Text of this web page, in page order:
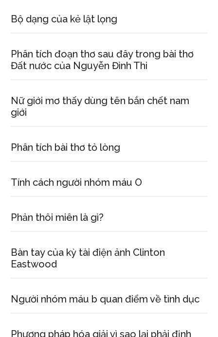
Bộ dạng của kẻ lật lọng
Phân tích đoạn thơ sau đây trong bài thơ
Đất nước của Nguyễn Đình Thi
Nữ giới mơ thấy dùng tên bắn chết nam
giới
Phân tích bài thơ tỏ lòng
Tính cách người nhóm máu O
Phản thôi miên là gì?
Bàn tay của kỳ tài điện ảnh Clinton
Eastwood
Người nhóm máu b quan điểm về tình dục
Phương pháp hóa giải vì sao lại phải định